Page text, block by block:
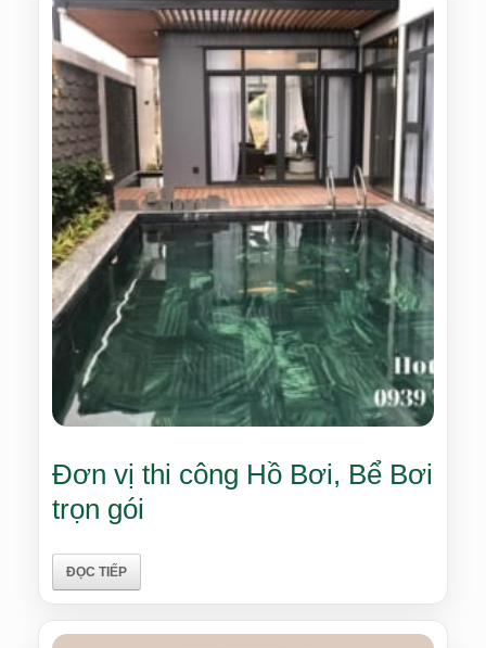
Đơn vị thi công Hồ Bơi, Bể Bơi
trọn gói
ĐỌC TIẾP